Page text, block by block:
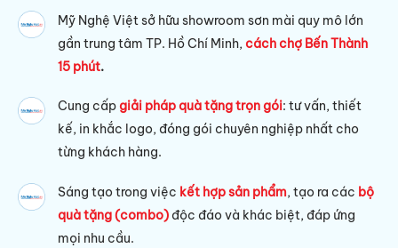
Mỹ Nghệ Việt sở hữu showroom sơn mài quy mô lớn
gần trung tâm TP. Hồ Chí Minh,cách chợ Bến Thành
15 phút.
Cung cấpgiải pháp quà tặng trọn gói: tư vấn, thiết
kế, in khắc logo, đóng gói chuyên nghiệp nhất cho
từng khách hàng.
Sáng tạo trong việc kết hợp sản phẩm, tạo ra các bộ
quà tặng (combo) độc đáo và khác biệt, đáp ứng
mọi nhu cầu.